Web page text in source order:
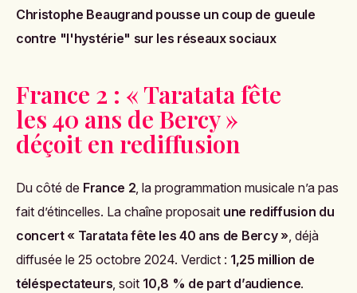
Christophe Beaugrand pousse un coup de gueule
contre "l'hystérie" sur les réseaux sociaux
France 2 : « Taratata fête
les 40 ans de Bercy »
déçoit en rediffusion
Du côté de France 2, la programmation musicale n’a pas
fait d’étincelles. La chaîne proposait une rediffusion du
concert « Taratata fête les 40 ans de Bercy », déjà
diffusée le 25 octobre 2024. Verdict : 1,25 million de
téléspectateurs, soit 10,8 % de part d’audience.